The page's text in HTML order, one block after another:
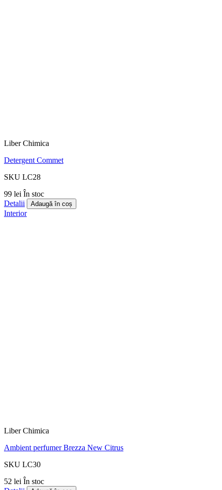
Liber Chimica
Detergent Commet
SKU LC28
99 lei În stoc
Detalii
Adaugă în coș
Interior
Liber Chimica
Ambient perfumer Brezza New Citrus
SKU LC30
52 lei În stoc